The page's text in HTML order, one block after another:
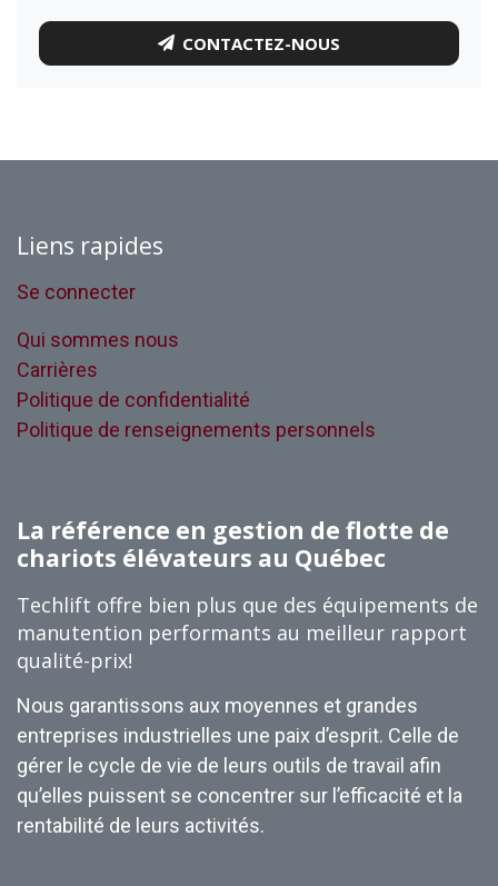
CONTACTEZ-NOUS
Liens rapides
Se connecter
Qui sommes nous
Carrières
Politique de confidentialité
Politique de renseignements personnels
La référence en gestion de flotte de
chariots élévateurs au Québec
Techlift offre bien plus que des équipements de
manutention performants au meilleur rapport
qualité-prix!
Nous garantissons aux moyennes et grandes
entreprises industrielles une paix d’esprit. Celle de
gérer le cycle de vie de leurs outils de travail afin
qu’elles puissent se concentrer sur l’efficacité et la
rentabilité de leurs activités.